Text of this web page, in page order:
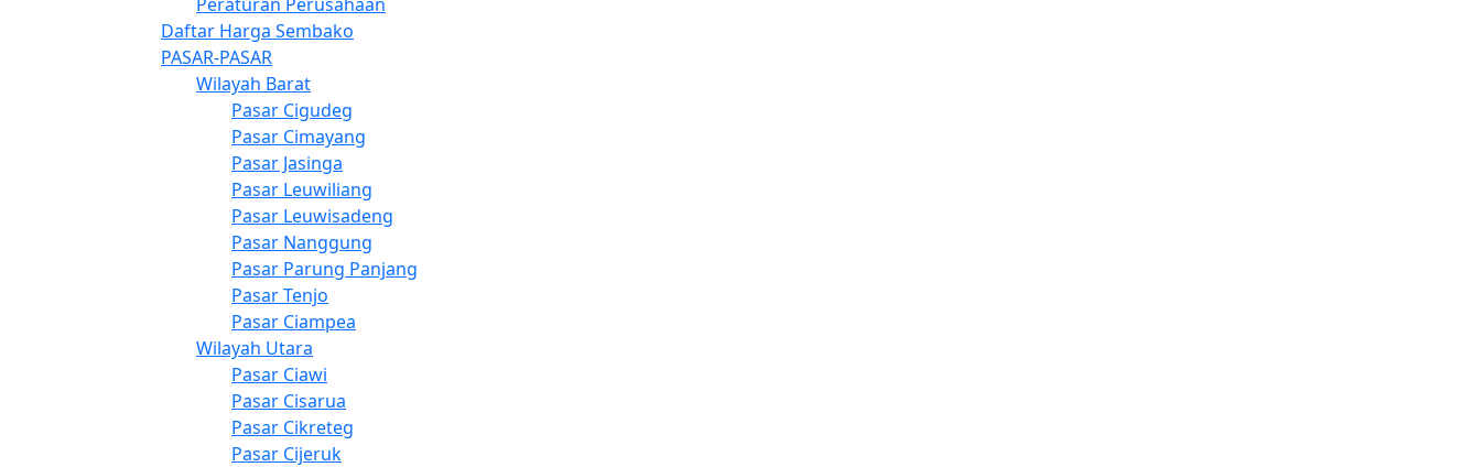
Daftar Harga Sembako
PASAR-PASAR
Wilayah Barat
Pasar Cigudeg
Pasar Cimayang
Pasar Jasinga
Pasar Leuwiliang
Pasar Leuwisadeng
Pasar Nanggung
Pasar Parung Panjang
Pasar Tenjo
Pasar Ciampea
Wilayah Utara
Pasar Ciawi
Pasar Cisarua
Pasar Cikreteg
Pasar Cijeruk